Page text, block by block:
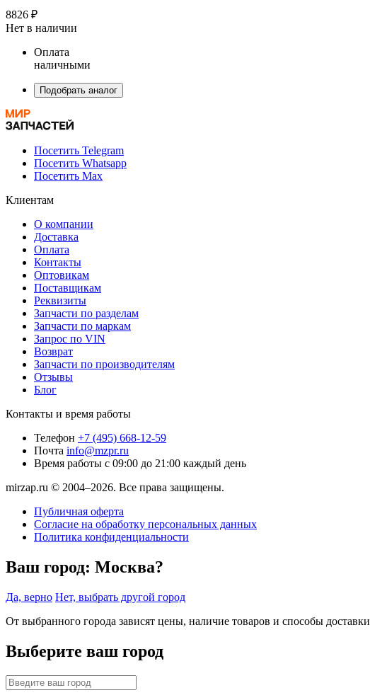
8826 ₽
Нет в наличии
Оплата
наличными
Подобрать аналог
Посетить Telegram
Посетить Whatsapp
Посетить Max
Клиентам
О компании
Доставка
Оплата
Контакты
Оптовикам
Поставщикам
Реквизиты
Запчасти по разделам
Запчасти по маркам
Запрос по VIN
Возврат
Запчасти по производителям
Отзывы
Блог
Контакты и время работы
Телефон +7 (495) 668-12-59
Почта info@mzpr.ru
Время работы с 09:00 до 21:00 каждый день
mirzap.ru © 2004–2026. Все права защищены.
Публичная оферта
Согласие на обработку персональных данных
Политика конфиденциальности
Ваш город: Москва?
Да, верно Нет, выбрать другой город
От выбранного города зависят цены, наличие товаров и способы доставки
Выберите ваш город